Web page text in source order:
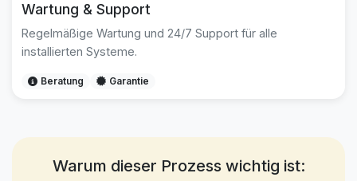
Wartung & Support
Regelmäßige Wartung und 24/7 Support für alle
installierten Systeme.
Beratung Garantie
Warum dieser Prozess wichtig ist: